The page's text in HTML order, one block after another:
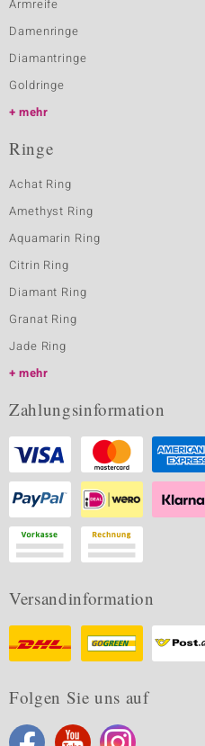
Armreife
Damenringe
Diamantringe
Goldringe
mehr
Ringe
Achat Ring
Amethyst Ring
Aquamarin Ring
Citrin Ring
Diamant Ring
Granat Ring
Jade Ring
mehr
Zahlungsinformation
Versandinformation
Folgen Sie uns auf